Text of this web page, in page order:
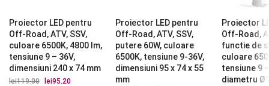
Proiector LED pentru
Off-Road, ATV, SSV,
culoare 6500K, 4800 lm,
tensiune 9 – 36V,
dimensiuni 240 x 74 mm
lei119.00
Prețul
lei95.20
Proiector LED pentru
Off-Road, ATV, SSV,
putere 60W, culoare
6500K, tensiune 9-36V,
dimensiuni 95 x 74 x 55
mm
Proiector
Off-Road,
functie de
culoare
tensiune 9
diametru